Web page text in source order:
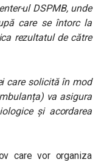
ul DSPMB, unde
care se întorc la
rezultatul de către
care solicită în mod
va asigura
și acordarea
care vor organiza